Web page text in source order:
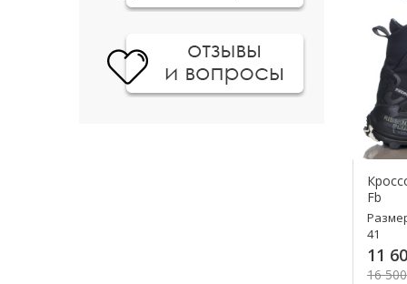
Fb
41
11
16